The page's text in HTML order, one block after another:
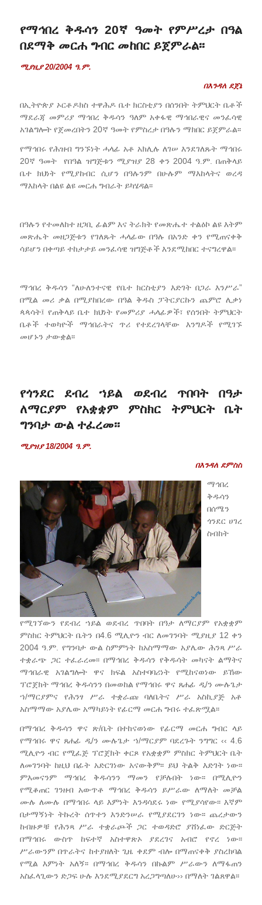
የማኅበረ ቅዱሳን 20ኛ ዓመት የምሥረታ በዓል
በደማቅ መርሐ ግብር መከበር ይጀምራል፡፡
ሚያዚያ 20/2004 ዓ.ም.
በእንዳለደጀኔ
በኢትዮጵያ ኦርቶዶክስ ተዋሕዶ ቤተ ክርስቲያን በሰንበት ትምህርት ቤቶች
ማደራጃ መምሪያ ማኅበረ ቅዱሳን ዓለም አቀፋዊ ማኅበራዊና መንፈሳዊ
አገልግሎት የጀመረበትን 20ኛ ዓመት የምስረታ በዓሉን ማክበር ይጀምራል፡፡
የማኅበሩ የሕዝብ ግንኙነት ሓላፊ አቶ አክሊሉ ለገሠ እንደገለጹት ማኅበሩ
20ኛ ዓመት የበዓል ዝግጅቱን ሚያዝያ 28 ቀን 2004 ዓ.ም. በጠቅላይ
ቤተ ክህነት የሚያከብር ሲሆን በዓሉንም በሁሉም ማእከላትና ወረዳ
ማእከላት በልዩ ልዩ መርሐ ግብራት ይካሄዳል፡፡
በዓሉን የተመለከተ ዘጋቢ ፊልም እና ትራክት የመጽሔተ ተልዕኮ ልዩ እትም
መጽሔት መዘጋጅቱን የገለጹት ሓላፊው በዓሉ በአንድ ቀን የሚጠናቀቅ
ሳይሆን በቀጣይ ተከታታይ መንፈሳዊ ዝግጅቶች እንደሚከበር ተናግረዋል፡፡
ማኅበረ ቅዱሳን “ለሁለንተናዊ የቤተ ክርስቲያን እድገት በጋራ እንሥራ”
በሚል መሪ ቃል በሚያከበረው በዓል ቅዱስ ፓትርያርኩን ጨምሮ ሊቃነ
ጳጳሳት፤ የጠቅላይ ቤተ ክህነት የመምሪያ ሓላፊዎች፣ የሰንበት ትምህርት
ቤቶች ተወካዮች ማኅበራትና ጥሪ የተደረገላቸው እንግዶች የሚገኙ
መሆኑን ታውቋል፡፡
የጎንደር ደብረ ኀይል ወደብረ ጥበባት በዓታ
ለማርያም የአቋቋም ምስክር ትምህርት ቤት
ግንባታ ውል ተፈረመ፡፡
ሚያዝያ 18/2004 ዓ.ም.
በእንዳለ ደምስስ
ማኅበረ
ቅዱሳን
በሰሜን
ጎንደር ሀገረ
ስብከት
የሚገኘውን የደብረ ኀይል ወደብረ ጥበባት በዓታ ለማርያም የአቋቋም
ምስክር ትምህርት ቤትን በ4.6 ሚሊዮን ብር ለመገንባት ሚያዚያ 12 ቀን
2004 ዓ.ም. የግንባታ ውል ስምምነት ከአስማማው አያሌው ሕንጻ ሥራ
ተቋራጭ ጋር ተፈራረመ፡፡ በማኅበረ ቅዱሳን የቅዱሳት መካናት ልማትና
ማኅበራዊ አገልግሎት ዋና ክፍል አስተባባሪነት የሚከናወነው ይኸው
ፕሮጀክት ማኅበረ ቅዱሳንን በመወከል የማኅበሩ ዋና ጸሐፊ ዲ/ን ሙሉጌታ
ኀ/ማርያምና የሕንፃ ሥራ ተቋራጩ ባለቤትና ሥራ አስኪያጅ አቶ
አስማማው አያሌው አማካይነት የፊርማ መርሐ ግብሩ ተፈጽሟል፡፡
በማኅበረ ቅዱሳን ዋና ጽ/ቤት በተከናወነው የፊርማ መርሐ ግብር ላይ
የማኅበሩ ዋና ጸሐፊ ዲ/ን ሙሉጌታ ኀ/ማርያም ባደረጉት ንግግር ‹‹ 4.6
ሚሊዮን ብር የሚፈጅ ፕሮጀክት ቀርጾ የአቋቋም ምስክር ትምህርት ቤት
ለመገንባት ከዚህ በፊት አድርገነው አናውቅም፡፡ ይህ ትልቅ እድገት ነው፡፡
ምእመናንም ማኅበረ ቅዱሳንን ማመን የቻሉበት ነው፡፡ በሚሊዮን
የሚቆጠር ገንዘብ አውጥቶ ማኅበረ ቅዱሳን ይሥራው ለማለት መቻል
ሙሉ ለሙሉ በማኅበሩ ላይ እምነት እንዳሳደሩ ነው የሚያሳየው፡፡ እኛም
በታማኝነት ትኩረት ሰጥተን እንድንሠራ የሚያደርገን ነው፡፡ ጨረታውን
ከብዙዎቹ የሕንጻ ሥራ ተቋራጮች ጋር ተወዳድሮ ያሸነፈው ድርጅት
በማኅበሩ ውስጥ ከፍተኛ አስተዋጽኦ ያደረገና አብሮ የኖረ ነው፡፡
ሥራውንም በጥራትና ከተያዘለት ጊዜ ቀደም ብሎ በማጠናቀቅ ያስረክባል
የሚል እምነት አለኝ፡፡ በማኅበረ ቅዱሳን በኩልም ሥራውን ለማፋጠን
አስፈላጊውን ድጋፍ ሁሉ እንደሚያደርግ አረጋግጣለሁ›› በማለት ገልጸዋል፡፡